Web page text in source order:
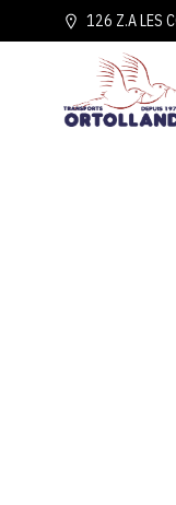
126 Z.A LES